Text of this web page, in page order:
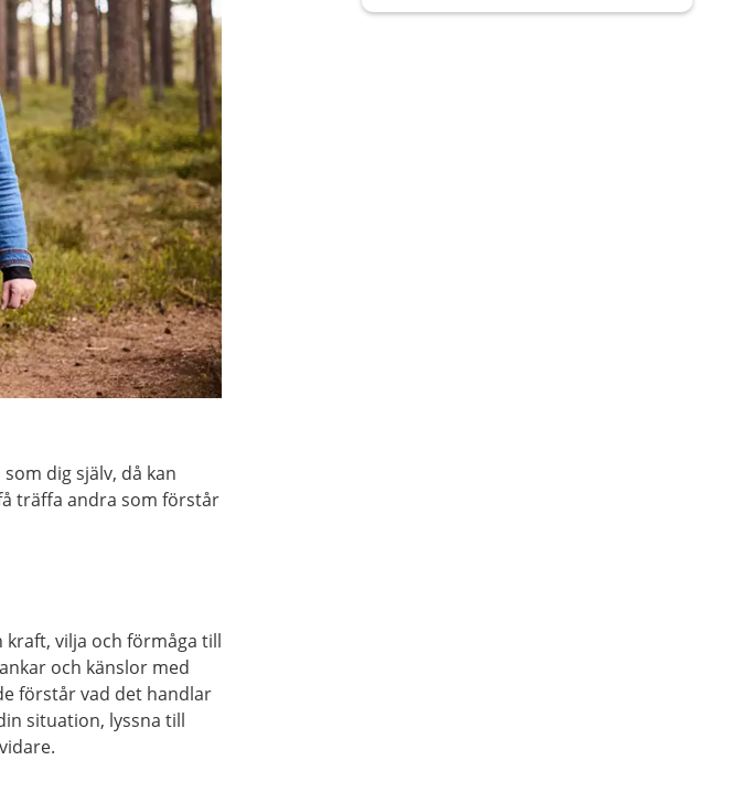
dig själv, då kan
träffa andra som förstår
vilja och förmåga till
och känslor med
förstår vad det handlar
situation, lyssna till